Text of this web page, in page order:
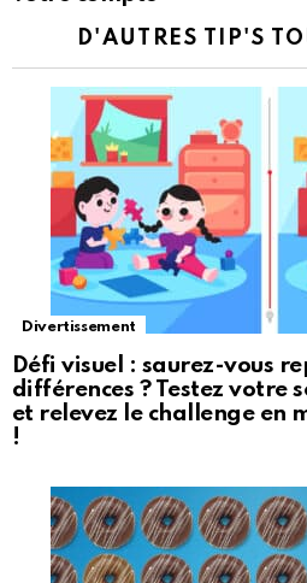
D'AUTRES TIP'S
Divertissement
Défi visuel : saurez-vous
différences ? Testez votre
et relevez le challenge en
!